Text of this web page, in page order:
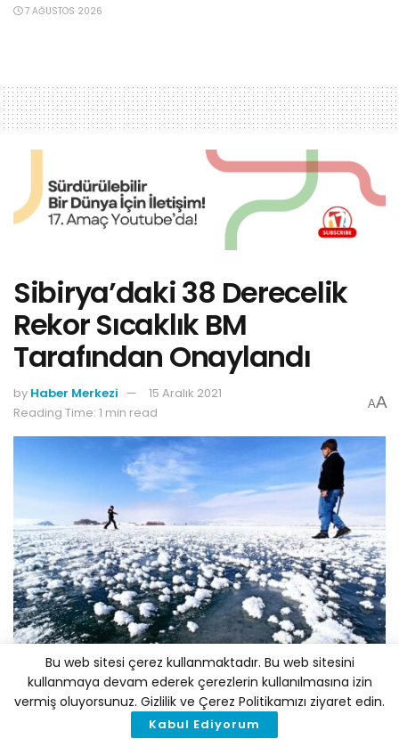
7 AĞUSTOS 2026
Sibirya’daki 38 Derecelik
Rekor Sıcaklık BM
Tarafından Onaylandı
by Haber Merkezi
15 Aralık 2021
Reading Time: 1 min read
AA
Dünya Meteoroloji Örgütü’ne göre, Sibirya’daki 38
derecelik sıcaklık “Kutuptan çok Akdeniz’e uygun.”
Bu web sitesi çerez kullanmaktadır. Bu web sitesini
kullanmaya devam ederek çerezlerin kullanılmasına izin
vermiş oluyorsunuz. Gizlilik ve Çerez Politikamızı ziyaret edin.
Kabul Ediyorum